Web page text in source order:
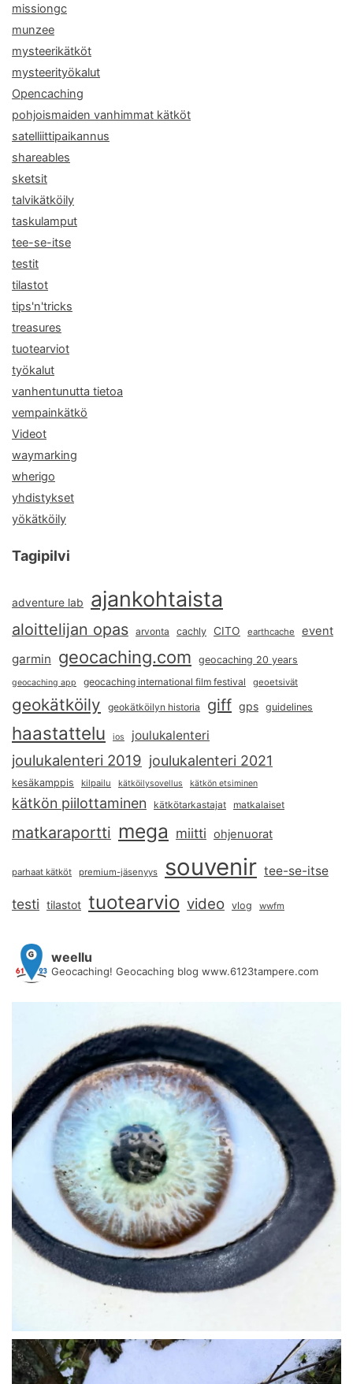
missiongc
munzee
mysteerikätköt
mysteerityökalut
Opencaching
pohjoismaiden vanhimmat kätköt
satelliittipaikannus
shareables
sketsit
talvikätköily
taskulamput
tee-se-itse
testit
tilastot
tips'n'tricks
treasures
tuotearviot
työkalut
vanhentunutta tietoa
vempainkätkö
Videot
waymarking
wherigo
yhdistykset
yökätköily
Tagipilvi
adventure lab ajankohtaista
aloittelijan opas arvonta cachly CITO earthcache event
garmin geocaching.com geocaching 20 years
geocaching app geocaching international film festival geoetsivät
geokätköily geokätköilyn historia giff gps guidelines
haastattelu ios joulukalenteri
joulukalenteri 2019 joulukalenteri 2021
kesäkamppis kilpailu kätköilysovellus kätkön etsiminen
kätkön piilottaminen kätkötarkastajat matkalaiset
matkaraportti mega miitti ohjenuorat
parhaat kätköt premium-jäsenyys souvenir tee-se-itse
testi tilastot tuotearvio video vlog wwfm
weellu
Geocaching! Geocaching blog www.6123tampere.com